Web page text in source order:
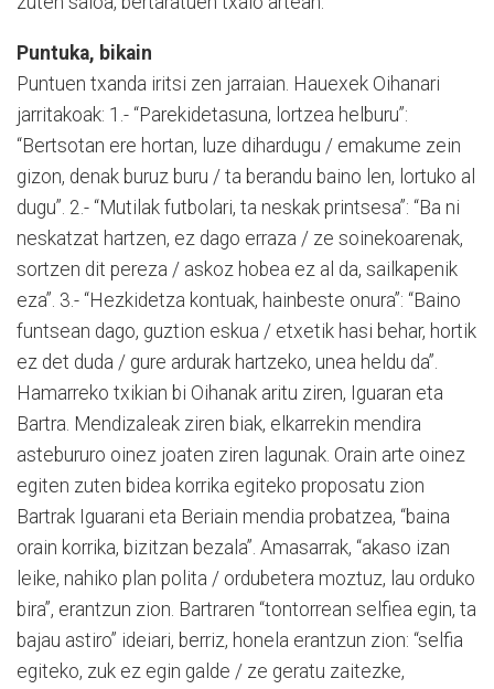
Puntuka, bikain
Puntuen txanda iritsi zen jarraian. Hauexek Oihanari
jarritakoak: 1.- “Parekidetasuna, lortzea helburu”:
“Bertsotan ere hortan, luze dihardugu / emakume zein
gizon, denak buruz buru / ta berandu baino len, lortuko al
dugu”. 2.- “Mutilak futbolari, ta neskak printsesa”: “Ba ni
neskatzat hartzen, ez dago erraza / ze soinekoarenak,
sortzen dit pereza / askoz hobea ez al da, sailkapenik
eza”. 3.- “Hezkidetza kontuak, hainbeste onura”: “Baino
funtsean dago, guztion eskua / etxetik hasi behar, hortik
ez det duda / gure ardurak hartzeko, unea heldu da”.
Hamarreko txikian bi Oihanak aritu ziren, Iguaran eta
Bartra. Mendizaleak ziren biak, elkarrekin mendira
astebururo oinez joaten ziren lagunak. Orain arte oinez
egiten zuten bidea korrika egiteko proposatu zion
Bartrak Iguarani eta Beriain mendia probatzea, “baina
orain korrika, bizitzan bezala”. Amasarrak, “akaso izan
leike, nahiko plan polita / ordubetera moztuz, lau orduko
bira”, erantzun zion. Bartraren “tontorrean selfiea egin, ta
bajau astiro” ideiari, berriz, honela erantzun zion: “selfia
egiteko, zuk ez egin galde / ze geratu zaitezke,